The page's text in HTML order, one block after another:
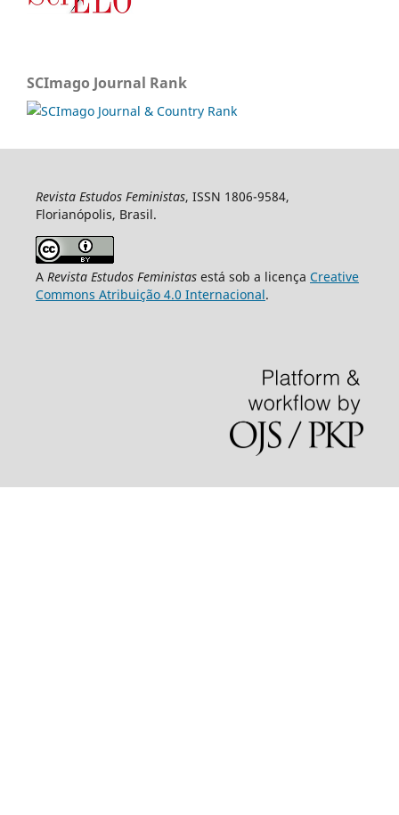
SCImago Journal Rank
Revista Estudos Feministas, ISSN 1806-9584,
Florianópolis, Brasil.
A Revista Estudos Feministasestá sob a licença Creative
Commons Atribuição 4.0 Internacional.